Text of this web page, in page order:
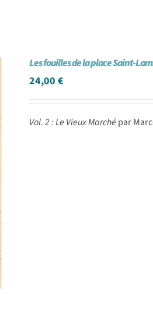
Les fouilles de la place Saint-
24,00€
Vol. 2 : Le Vieux Marchépar